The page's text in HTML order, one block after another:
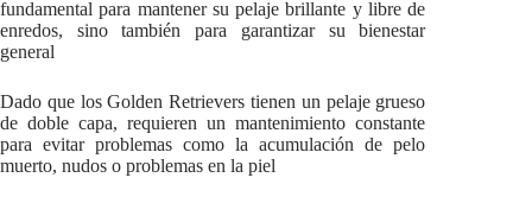
fundamental para mantener su pelaje brillante y libre de
enredos, sino también para garantizar su bienestar
general
Dado que los Golden Retrievers tienen un pelaje grueso
de doble capa, requieren un mantenimiento constante
para evitar problemas como la acumulación de pelo
muerto, nudos o problemas en la piel